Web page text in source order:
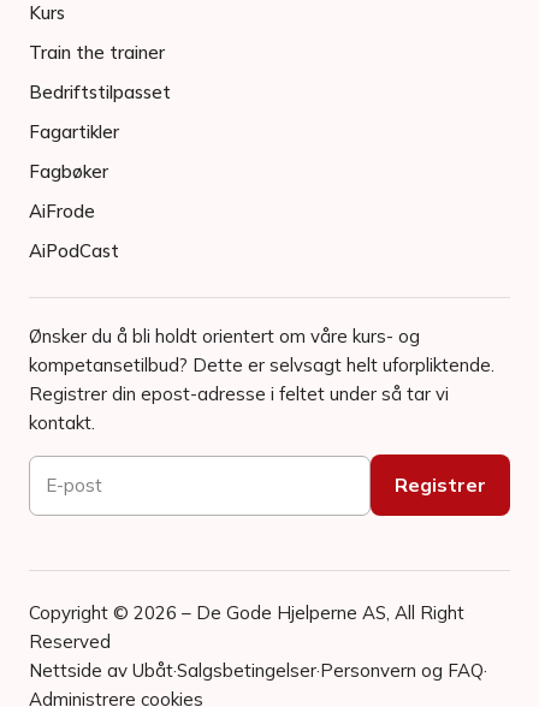
Kurs
Train the trainer
Bedriftstilpasset
Fagartikler
Fagbøker
AiFrode
AiPodCast
Ønsker du å bli holdt orientert om våre kurs- og
kompetansetilbud? Dette er selvsagt helt uforpliktende.
Registrer din epost-adresse i feltet under så tar vi
kontakt.
Copyright © 2026 – De Gode Hjelperne AS, All Right
Reserved
Nettside av Ubåt·Salgsbetingelser·Personvern og FAQ·
Administrere cookies